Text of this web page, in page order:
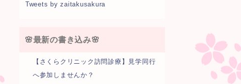
Tweets by zaitakusakura
🌸最新の書き込み🌸
【さくらクリニック訪問診療】見学同行
へ参加しませんか？